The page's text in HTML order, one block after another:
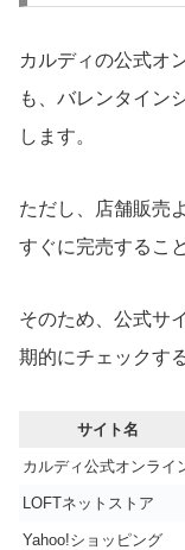
カルディの公式オ
も、バレンタイン
します。
ただし、店舗販売
すぐに完売するこ
そのため、公式サ
期的にチェックす
サイト名
カルディ公式オンライ
LOFTネットストア
Yahoo!ショッピング